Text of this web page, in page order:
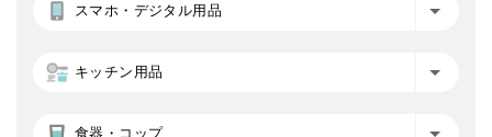
スマホ・デジタル用品
キッチン用品
食器・コップ